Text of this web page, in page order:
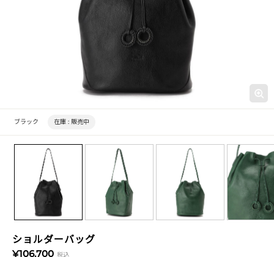
ショルダーバッグ
¥106,700 税込
ブラック 在庫 : 販売中